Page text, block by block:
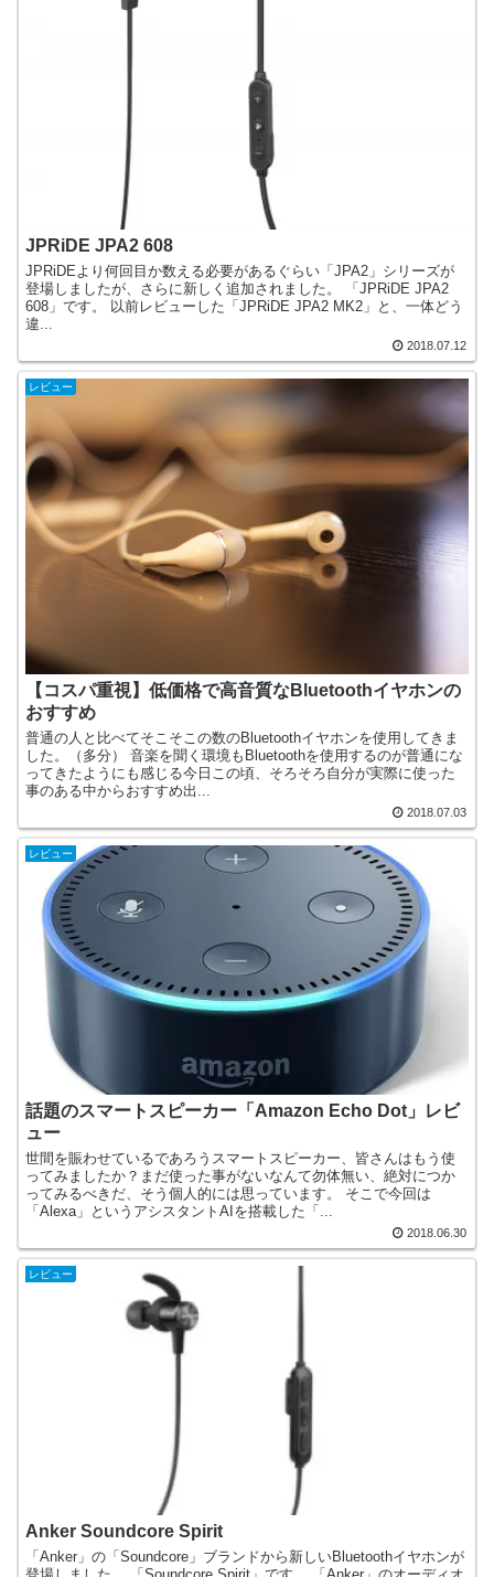
JPRiDE JPA2 608
JPRiDEより何回目か数える必要があるぐらい「JPA2」シリーズが
登場しましたが、さらに新しく追加されました。 「JPRiDE JPA2
608」です。 以前レビューした「JPRiDE JPA2 MK2」と、一体どう
違...
2018.07.12
レビュー
【コスパ重視】低価格で高音質なBluetoothイヤホンの
おすすめ
普通の人と比べてそこそこの数のBluetoothイヤホンを使用してきま
した。（多分） 音楽を聞く環境もBluetoothを使用するのが普通にな
ってきたようにも感じる今日この頃、そろそろ自分が実際に使った
事のある中からおすすめ出...
2018.07.03
レビュー
話題のスマートスピーカー「Amazon Echo Dot」レビ
ュー
世間を賑わせているであろうスマートスピーカー、皆さんはもう使
ってみましたか？まだ使った事がないなんて勿体無い、絶対につか
ってみるべきだ、そう個人的には思っています。 そこで今回は
「Alexa」というアシスタントAIを搭載した「...
2018.06.30
レビュー
Anker Soundcore Spirit
「Anker」の「Soundcore」ブランドから新しいBluetoothイヤホンが